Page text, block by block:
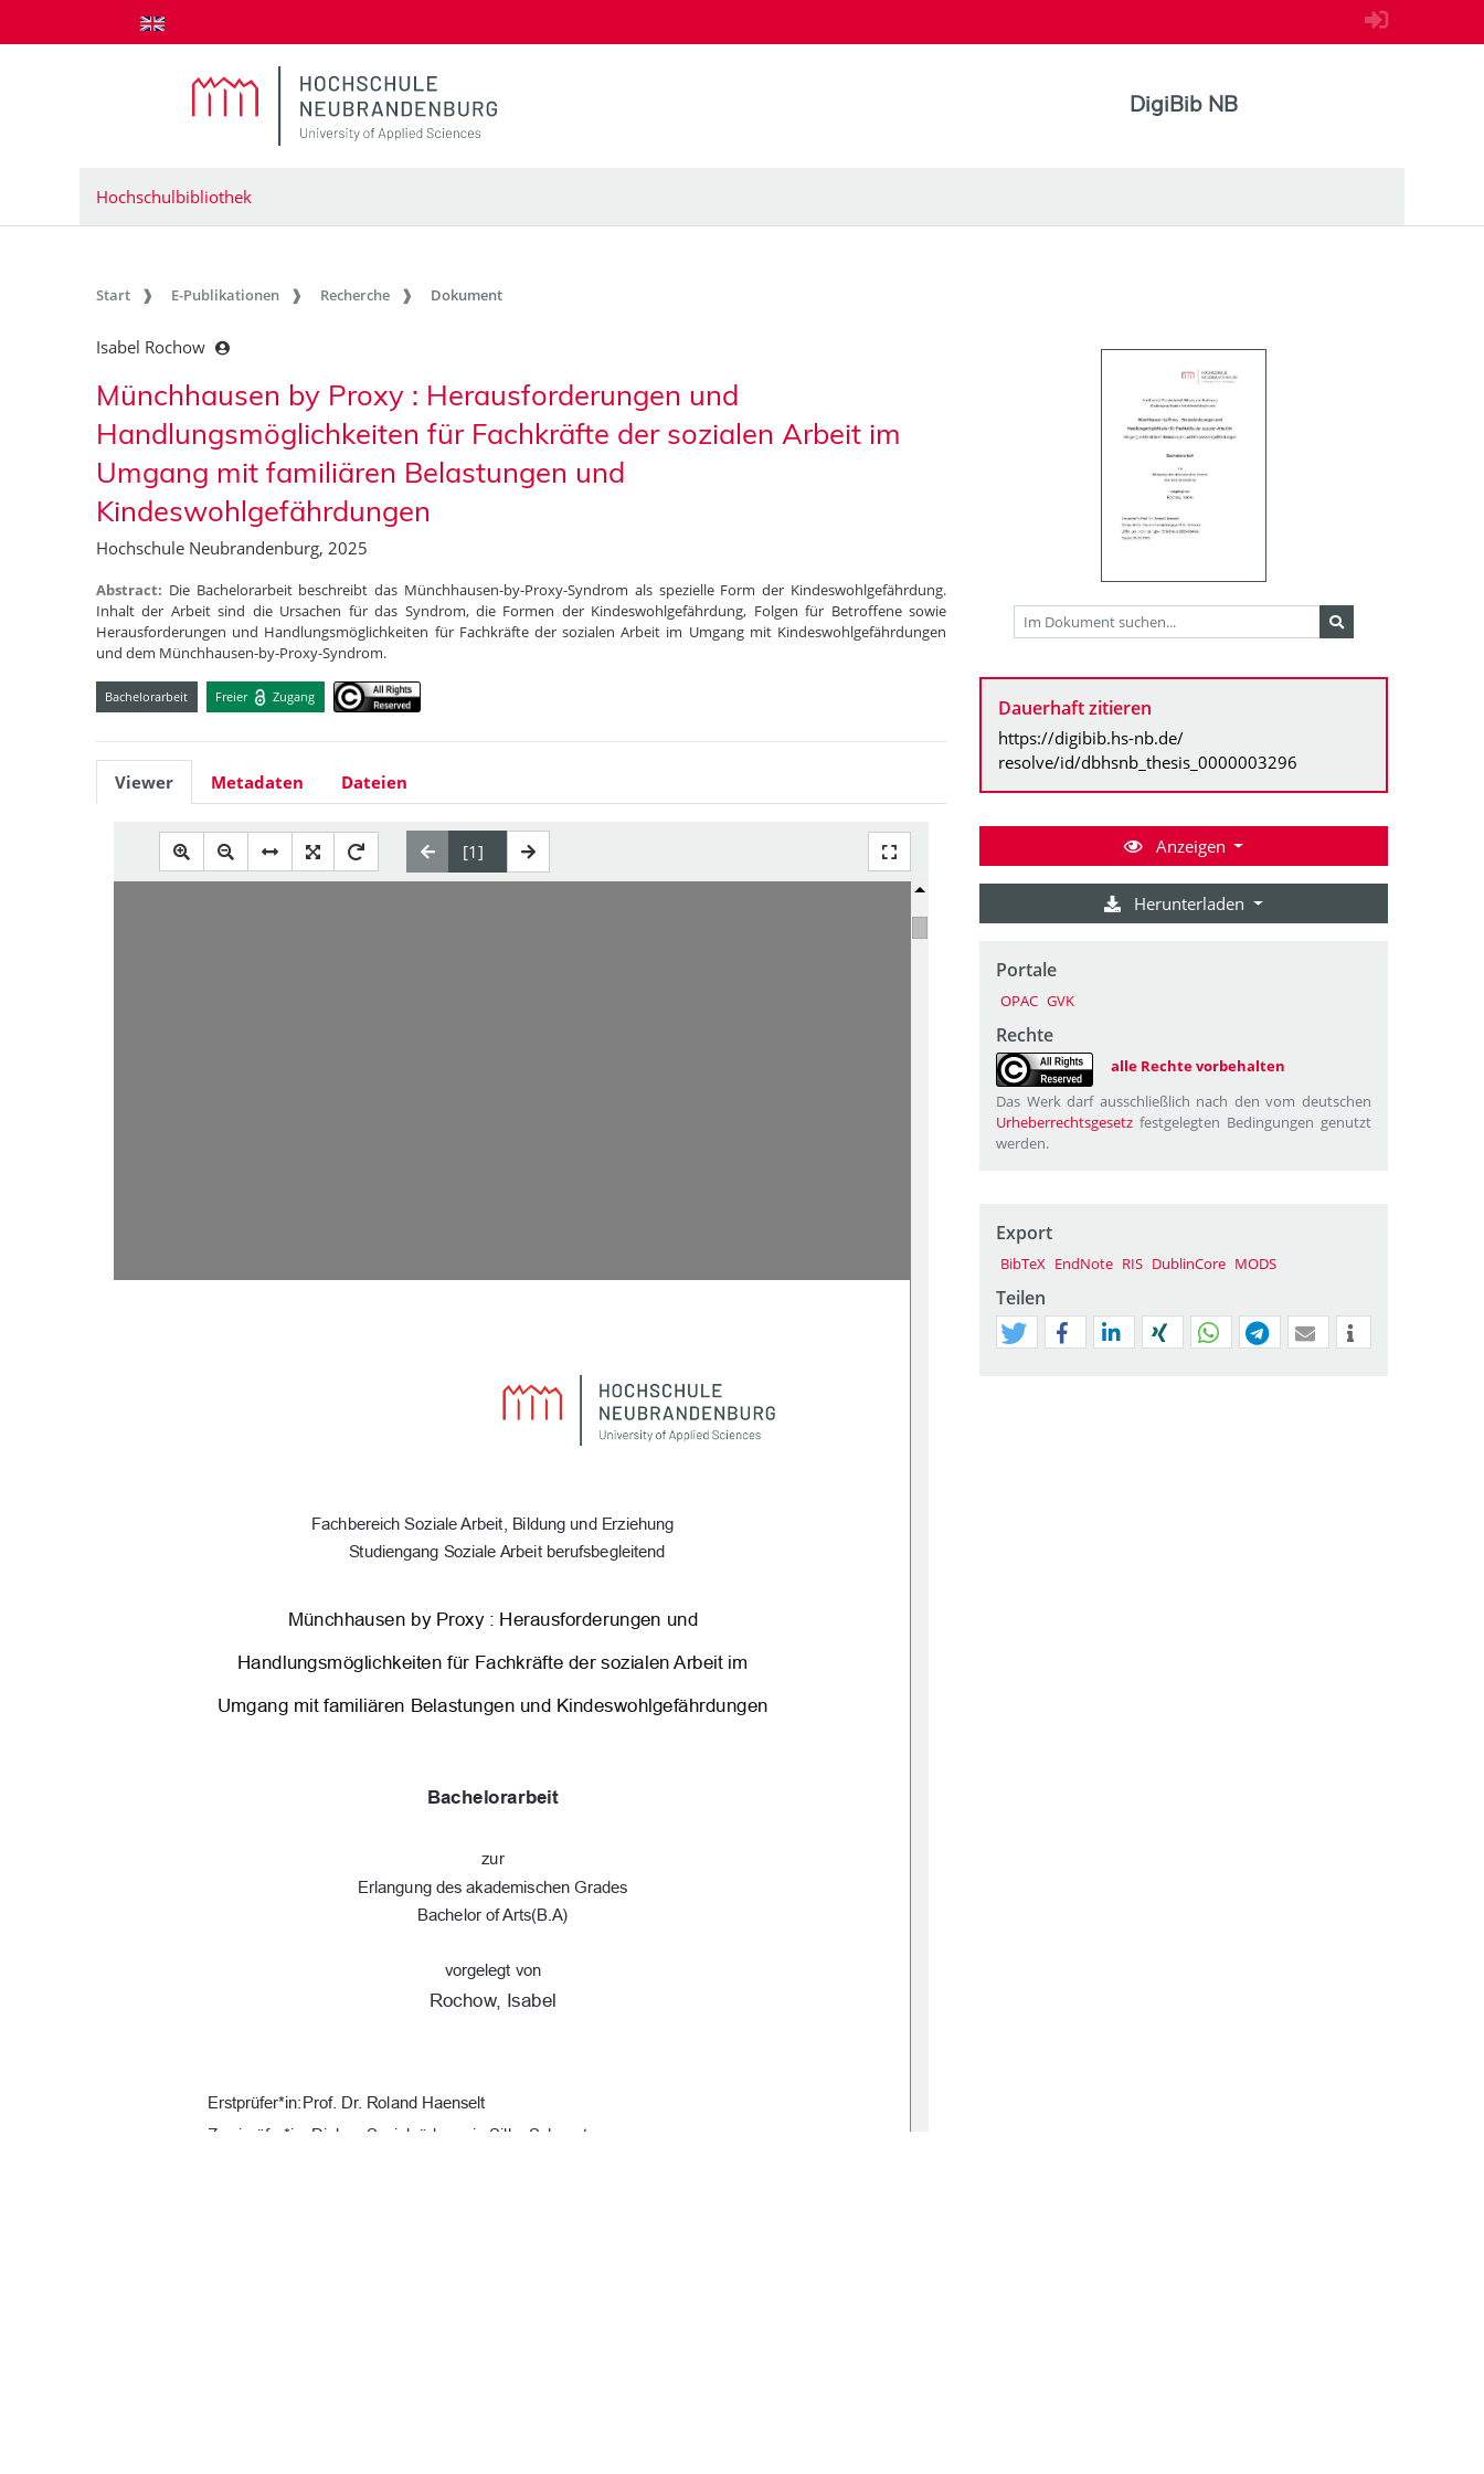
zum Inhalt springen
DigiBib NB
Hochschulbibliothek
Start E-Publikationen Recherche Dokument
Isabel Rochow
Münchhausen by Proxy : Herausforderungen und
Handlungsmöglichkeiten für Fachkräfte der sozialen Arbeit im
Umgang mit familiären Belastungen und
Kindeswohlgefährdungen
Hochschule Neubrandenburg, 2025
Abstract: Die Bachelorarbeit beschreibt das Münchhausen-by-Proxy-Syndrom als spezielle Form der Kindeswohlgefährdung.
Inhalt der Arbeit sind die Ursachen für das Syndrom, die Formen der Kindeswohlgefährdung, Folgen für Betroffene sowie
Herausforderungen und Handlungsmöglichkeiten für Fachkräfte der sozialen Arbeit im Umgang mit Kindeswohlgefährdungen
und dem Münchhausen-by-Proxy-Syndrom.
Bachelorarbeit Freier Zugang
Viewer Metadaten Dateien
Fachbereich Soziale Arbeit, Bildung und Erziehung
Studiengang Soziale Arbeit berufsbegleitend
Münchhausen by Proxy : Herausforderungen und
Handlungsmöglichkeiten für Fachkräfte der sozialen Arbeit im
Umgang mit familiären Belastungen und Kindeswohlgefährdungen
Bachelorarbeit
zur
Erlangung des akademischen Grades
Bachelor of Arts(B.A)
vorgelegt von
Rochow, Isabel
Erstprüfer*in: Prof. Dr. Roland Haenselt
Zweiprüfer*in: Diplom Sozialpädagogin Silke Schwartz
Dauerhaft zitieren
https://digibib.hs-nb.de/
resolve/id/dbhsnb_thesis_0000003296
Anzeigen
Herunterladen
Portale
OPAC GVK
Rechte
alle Rechte vorbehalten
Das Werk darf ausschließlich nach den vom deutschen
Urheberrechtsgesetz festgelegten Bedingungen genutzt
werden.
Export
BibTeX EndNote RIS DublinCore MODS
Teilen